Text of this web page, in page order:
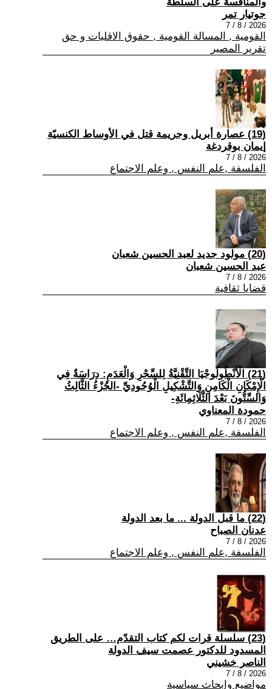
جوتيار تمر
2026 / 8 / 7
القومية , المسالة القومية , حقوق الاقليات و حق
تقرير المصير
(19) عصارة أبريل وجريمة قتل في الأوساط الكنسيّة
إيمان بوقردغة
2026 / 8 / 7
الفلسفة ,علم النفس , وعلم الاجتماع
(20) مولود جديد لعبد الحسين شعبان
عبد الحسين شعبان
2026 / 8 / 7
قضايا ثقافية
(21) الْأَنْطُولُوجْيَا التِّقْنِيَّةُ لِلسِّحْرِ وَالْعَدَمِ: دِرَاسَةٌ فِي
الْإِمْكَانِ الْكَامِنِ وَالتَّشْكِيلِ الْوُجُودِيِّ -الجُزْءُ الثَّالِثُ
وَالسِّتُّونَ بَعْدَ الثَّلَاثِمِائَةِ-
حمودة المعناوي
2026 / 8 / 7
الفلسفة ,علم النفس , وعلم الاجتماع
(22) ما قبل الدولة ... ما بعد الدولة
عدنان الصباح
2026 / 8 / 7
الفلسفة ,علم النفس , وعلم الاجتماع
(23) سلسلة قرات لكم كتاب التقدّم… على الطريق
المسدود للدكتور عصمت سيف الدولة
الناصر خشيني
2026 / 8 / 7
مواضيع وابحاث سياسية